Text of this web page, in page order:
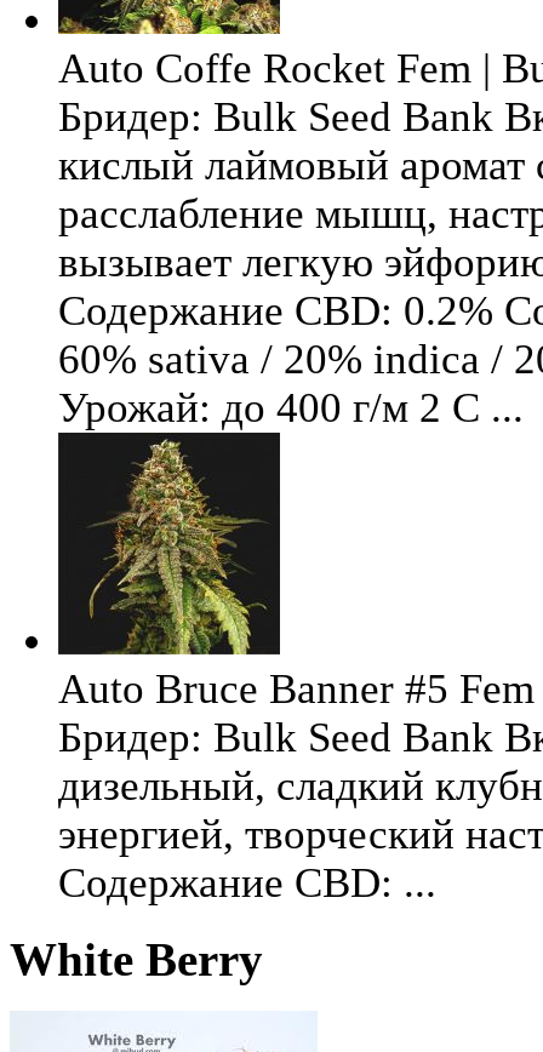
Auto Coffe Rocket Fem |
Бридер: Bulk Seed Bank
кислый лаймовый аромат
расслабление мышц,
вызывает легкую
Содержание CBD: 0.2%
60% sativa / 20% indica /
Урожай: до 400 г/м 2 С ...
Auto Bruce Banner #5
Бридер: Bulk Seed Bank
дизельный, сладкий
энергией, творческий
Содержание CBD: ...
White Berry